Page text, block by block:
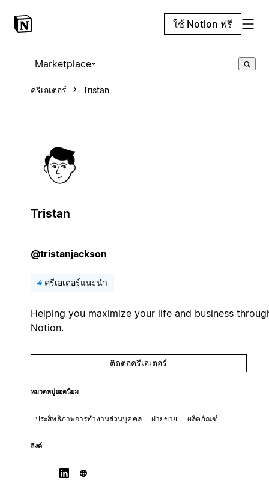
ใช้ Notion ฟรี
Marketplace
ครีเอเตอร์ Tristan
Tristan
@tristanjackson
ครีเอเตอร์แนะนำ
Helping you maximize your life and business
Notion.
ติดต่อครีเอเตอร์
หมวดหมู่ยอดนิยม
ประสิทธิภาพการทำงานส่วนบุคคล ฝ่ายขาย ผลิตภัณฑ์
ลิงค์